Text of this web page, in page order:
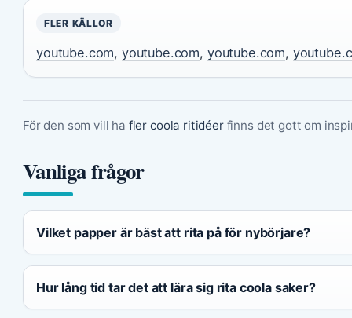
FLER KÄLLOR
youtube.com, youtube.com, youtube.com,
För den som vill ha fler coola ritidéerfinns det gott om
Vanliga frågor
Vilket papper är bäst att rita på för nybörjare?
Hur lång tid tar det att lära sig rita coola saker?